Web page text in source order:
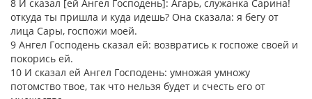
8 И сказал [ей Ангел Господень]: Агарь, служанка Сарина!
откуда ты пришла и куда идешь? Она сказала: я бегу от
лица Сары, госпожи моей.
9 Ангел Господень сказал ей: возвратись к госпоже своей и
покорись ей.
10 И сказал ей Ангел Господень: умножая умножу
потомство твое, так что нельзя будет и счесть его от